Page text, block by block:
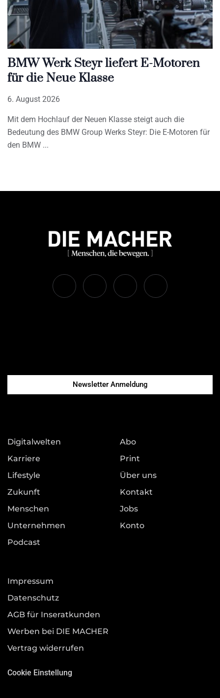
BMW Werk Steyr liefert E-Motoren
für die Neue Klasse
6. August 2026
Mit dem Hochlauf der Neuen Klasse steigt auch die
Bedeutung des BMW Group Werks Steyr: Die E-Motoren für
den BMW
Newsletter Anmeldung
Digitalwelten
Karriere
Lifestyle
Zukunft
Menschen
Unternehmen
Podcast
Abo
Print
Über uns
Kontakt
Jobs
Konto
Impressum
Datenschutz
AGB für Inseratkunden
Werben bei DIE MACHER
Vertrag widerrufen
Cookie Einstellung